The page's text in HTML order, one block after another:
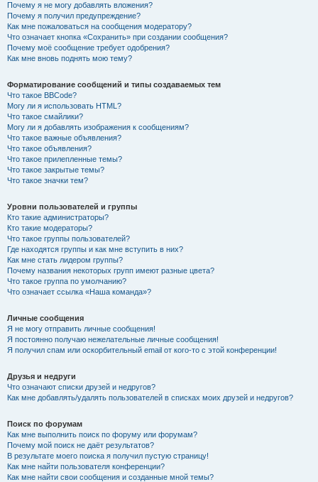
Почему я не могу добавлять вложения?
Почему я получил предупреждение?
Как мне пожаловаться на сообщения модератору?
Что означает кнопка «Сохранить» при создании сообщения?
Почему моё сообщение требует одобрения?
Как мне вновь поднять мою тему?
Форматирование сообщений и типы создаваемых тем
Что такое BBCode?
Могу ли я использовать HTML?
Что такое смайлики?
Могу ли я добавлять изображения к сообщениям?
Что такое важные объявления?
Что такое объявления?
Что такое прилепленные темы?
Что такое закрытые темы?
Что такое значки тем?
Уровни пользователей и группы
Кто такие администраторы?
Кто такие модераторы?
Что такое группы пользователей?
Где находятся группы и как мне вступить в них?
Как мне стать лидером группы?
Почему названия некоторых групп имеют разные цвета?
Что такое группа по умолчанию?
Что означает ссылка «Наша команда»?
Личные сообщения
Я не могу отправить личные сообщения!
Я постоянно получаю нежелательные личные сообщения!
Я получил спам или оскорбительный email от кого-то с этой конференции!
Друзья и недруги
Что означают списки друзей и недругов?
Как мне добавлять/удалять пользователей в списках моих друзей и недругов?
Поиск по форумам
Как мне выполнить поиск по форуму или форумам?
Почему мой поиск не даёт результатов?
В результате моего поиска я получил пустую страницу!
Как мне найти пользователя конференции?
Как мне найти свои сообщения и созданные мной темы?